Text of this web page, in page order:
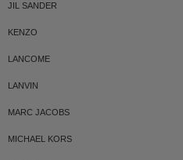
JIL SANDER
KENZO
LANCOME
LANVIN
MARC JACOBS
MICHAEL KORS